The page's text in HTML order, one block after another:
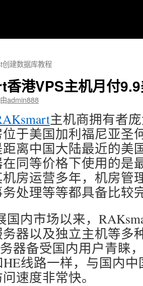
建数据库教程
港VPS主机月付
由admin888
主机商拥有者
于美国加利福尼亚圣
离中国大陆最近的美
同等价格下使用的是
房运营多年，机房管
处理等等都具备比较
市场以来，
器以及独立主机等多
器备受国内用户青睐
线路一样，与国内
速度非常快。